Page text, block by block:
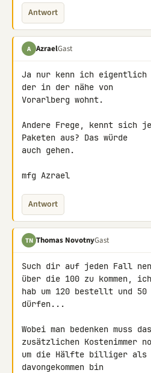
Antwort
A AzraelGast
Ja nur kenn ich eigentlich
der in der nähe von
Vorarlberg wohnt.
Andere Frege, kennt sich
Paketen aus? Das würde
auch gehen.
mfg Azrael
Antwort
TN Thomas NovotnyGast
Such dir auf jeden Fall
über die 100 zu kommen, ich
hab um 120 bestellt und
dürfen...
Wobei man bedenken muss
zusätzlichen Kostenimmer
um die Hälfte billiger als
davongekommen bin